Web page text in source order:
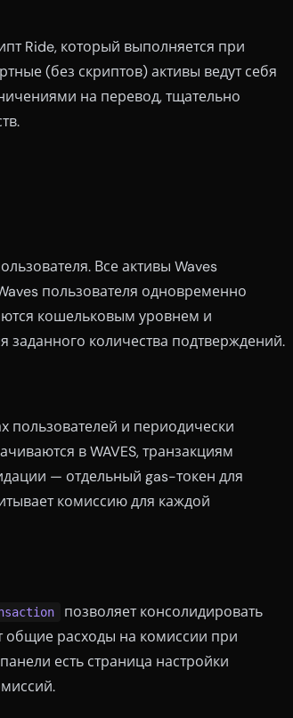
Ride, который выполняется при
(без скриптов) активы ведут себя
на перевод, тщательно
Все активы Waves
пользователя одновременно
кошельковым уровнем и
заданного количества подтверждений.
пользователей и периодически
в WAVES, транзакциям
— отдельный gas-токен для
комиссию для каждой
позволяет консолидировать
общие расходы на комиссии при
есть страница настройки